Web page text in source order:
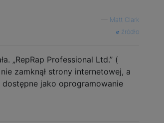
Matt Clark
źródło
„RepRap Professional Ltd.” (
zamknął strony internetowej, a
jako oprogramowanie